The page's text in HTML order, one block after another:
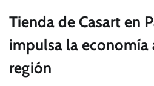
Tienda de Casart en
impulsa la economía
región